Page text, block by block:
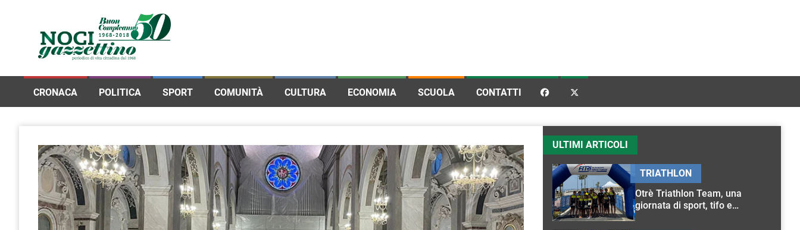
CRONACA POLITICA SPORT COMUNITÀ CULTURA ECONOMIA SCUOLA CONTATTI  
ULTIMI ARTICOLI
Otrè Triathlon Team, una
giornata di sport, tifo e
TRIATHLON